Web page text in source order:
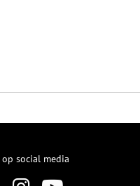
op social media